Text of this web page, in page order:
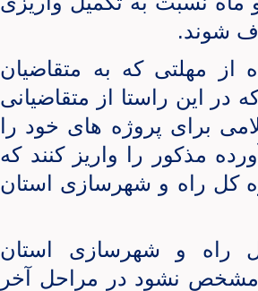
شوند.
مهلتی که به متقاضیان
این راستا از متقاضیانی
برای پروژه های خود را
مذکور را واریز کنند که
کل راه و شهرسازی استان
راه و شهرسازی استان
مشخص نشود در مراحل آخر